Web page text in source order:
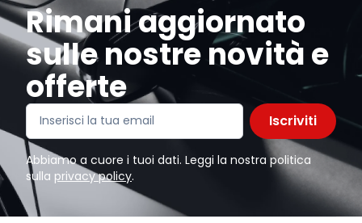
Rimani aggiornato
sulle nostre novità e
offerte
Iscriviti
Abbiamo a cuore i tuoi dati. Leggi la nostra politica
sulla privacy policy.